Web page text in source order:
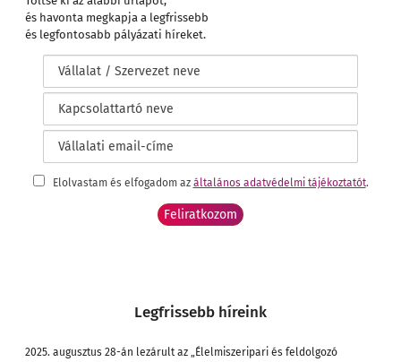
és havonta megkapja a legfrissebb
és legfontosabb pályázati híreket.
Elolvastam és elfogadom az általános adatvédelmi tájékoztatót.
Legfrissebb híreink
2025. augusztus 28-án lezárult az „Élelmiszeripari és feldolgozó